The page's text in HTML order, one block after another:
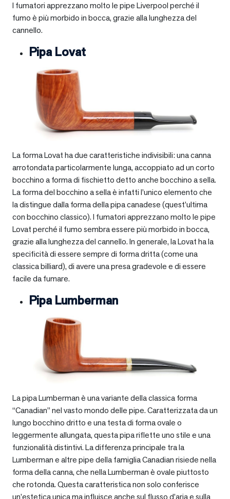
I fumatori apprezzano molto le pipe Liverpool perché il
fumo è più morbido in bocca, grazie alla lunghezza del
cannello.
Pipa Lovat
La forma Lovat ha due caratteristiche indivisibili: una canna
arrotondata particolarmente lunga, accoppiato ad un corto
bocchino a forma di fischietto detto anche bocchino a sella.
La forma del bocchino a sella è infatti l’unico elemento che
la distingue dalla forma della pipa canadese (quest’ultima
con bocchino classico). I fumatori apprezzano molto le pipe
Lovat perché il fumo sembra essere più morbido in bocca,
grazie alla lunghezza del cannello. In generale, la Lovat ha la
specificità di essere sempre di forma dritta (come una
classica billiard), di avere una presa gradevole e di essere
facile da fumare.
Pipa Lumberman
La pipa Lumberman è una variante della classica forma
“Canadian” nel vasto mondo delle pipe. Caratterizzata da un
lungo bocchino dritto e una testa di forma ovale o
leggermente allungata, questa pipa riflette uno stile e una
funzionalità distintivi. La differenza principale tra la
Lumberman e altre pipe della famiglia Canadian risiede nella
forma della canna, che nella Lumberman è ovale piuttosto
che rotonda. Questa caratteristica non solo conferisce
un’estetica unica ma influisce anche sul flusso d’aria e sulla